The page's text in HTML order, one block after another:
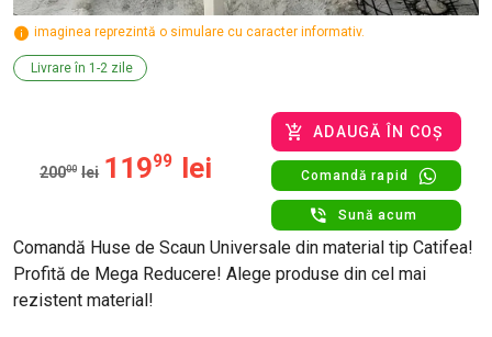
imaginea reprezintă o simulare cu caracter informativ.
Livrare în 1-2 zile
20000 lei 11999 lei
ADAUGĂ ÎN COȘ
Comandă rapid
Sună acum
Comandă Huse de Scaun Universale din material tip Catifea!
Profită de Mega Reducere! Alege produse din cel mai
rezistent material!